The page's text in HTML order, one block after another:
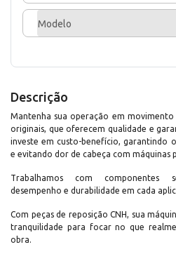
Modelo
Descrição
Mantenha sua operação em movimento
originais, que oferecem qualidade e
investe em custo-benefício, garantindo
e evitando dor de cabeça com máquinas
Trabalhamos com componentes
desempenho e durabilidade em cada
Com peças de reposição CNH, sua
tranquilidade para focar no que
obra.